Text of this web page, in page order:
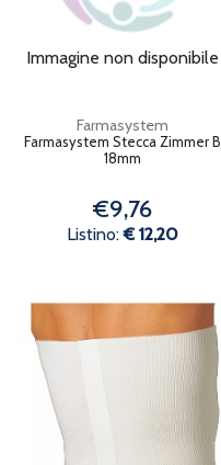
Immagine non disponibile
Farmasystem
Farmasystem Stecca Zimmer B
18mm
€9,76
Listino:€ 12,20